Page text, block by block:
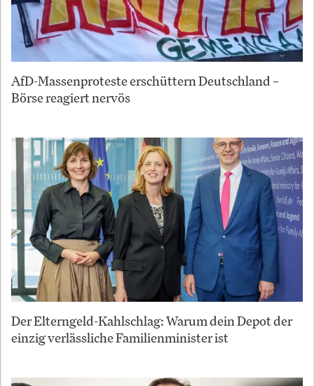
AfD-Massenproteste erschüttern Deutschland –
Börse reagiert nervös
Der Elterngeld-Kahlschlag: Warum dein Depot der
einzig verlässliche Familienminister ist